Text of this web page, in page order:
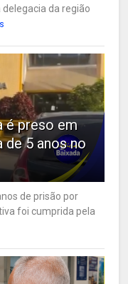
da região
é preso em
de 5 anos no
de prisão por
foi cumprida pela